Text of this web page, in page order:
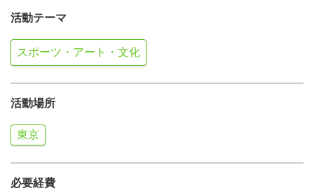
活動テーマ
スポーツ・アート・文化
活動場所
東京
必要経費